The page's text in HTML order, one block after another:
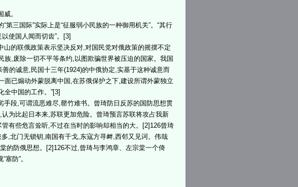
。
三国际”实际上是“征服弱小民族的一种御用机关”。“其行
使国人闻而切齿”。[3]
的联俄政策表示坚决反对,对国民党对俄政策的摇摆不定
,废除一切不平等条约,以图欺骗世界被压迫的国家。我国
的诚意,民国十三年(1924)的中俄协定,实基于这种诚意而
已煽动外蒙脱离中国,在苏俄保护之下,建设所谓外蒙独立
全中国的工作。”[3]
段,可谓流恶难尽,罄竹难书。曾琦防日反苏的国防思想贯
为比起日本来,苏联更加危险。曾琦预言苏联将攻占我新
有些危言耸听,不过在当时的影响却相当的大。[2]126曾琦
,北门无锁钥,南国有干戈,东寇方寻衅,西邻又见诃。伟哉
的防俄思想。[2]126不过,曾琦与李鸿章、左宗棠一个倚
塞防”。